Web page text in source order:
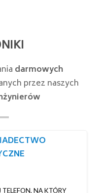
darmowych
przez naszych
TELEFON, NA KTÓRY